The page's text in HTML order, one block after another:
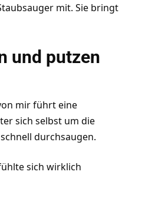
mit. Sie bringt
und putzen
mir führt eine
sich selbst um die
durchsaugen.
sich wirklich